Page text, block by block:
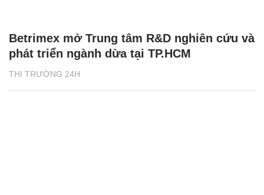
THỊ TRƯỜNG 24H
Betrimex mở Trung tâm R&D nghiên cứu và
phát triển ngành dừa tại TP.HCM